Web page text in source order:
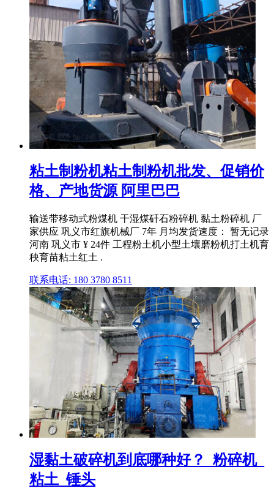
粘土制粉机粘土制粉机批发、促销价
格、产地货源 阿里巴巴
输送带移动式粉煤机 干湿煤矸石粉碎机 黏土粉碎机 厂
家供应 巩义市红旗机械厂 7年 月均发货速度： 暂无记录
河南 巩义市 ¥ 24件 工程粉土机小型土壤磨粉机打土机育
秧育苗粘土红土 .
联系电话: 180 3780 8511
湿黏土破碎机到底哪种好？_粉碎机_
粘土_锤头